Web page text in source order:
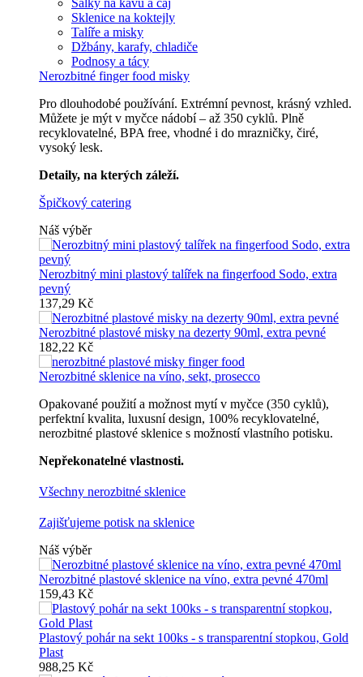
Šálky na kávu a čaj
Sklenice na koktejly
Talíře a misky
Džbány, karafy, chladiče
Podnosy a tácy
Nerozbitné finger food misky
Pro dlouhodobé používání. Extrémní pevnost, krásný vzhled.
Můžete je mýt v myčce nádobí – až 350 cyklů. Plně
recyklovatelné, BPA free, vhodné i do mrazničky, čiré,
vysoký lesk.
Detaily, na kterých záleží.
Špičkový catering
Náš výběr
Nerozbitný mini plastový talířek na fingerfood Sodo, extra
pevný
137,29 Kč
Nerozbitné plastové misky na dezerty 90ml, extra pevné
182,22 Kč
Nerozbitné sklenice na víno, sekt, prosecco
Opakované použití a možnost mytí v myčce (350 cyklů),
perfektní kvalita, luxusní design, 100% recyklovatelné,
nerozbitné plastové sklenice s možností vlastního potisku.
Nepřekonatelné vlastnosti.
Všechny nerozbitné sklenice
Zajišťujeme potisk na sklenice
Náš výběr
Nerozbitné plastové sklenice na víno, extra pevné 470ml
159,43 Kč
Plastový pohár na sekt 100ks - s transparentní stopkou, Gold
Plast
988,25 Kč